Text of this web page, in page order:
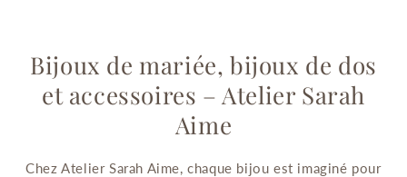
Bijoux de mariée, bijoux de dos
et accessoires – Atelier Sarah
Aime
Chez Atelier Sarah Aime, chaque bijou est imaginé pour